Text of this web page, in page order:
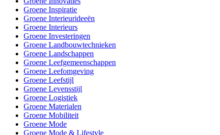
Groene Inspiratie
Groene Interieurideeën
Groene Interieurs
Groene Investeringen
Groene Landbouwtechnieken
Groene Landschappen
Groene Leefgemeenschappen
Groene Leefomgeving
Groene Leefstijl
Groene Levensstijl
Groene Logistiek
Groene Materialen
Groene Mobiliteit
Groene Mode
Groene Mode & Lifestyle